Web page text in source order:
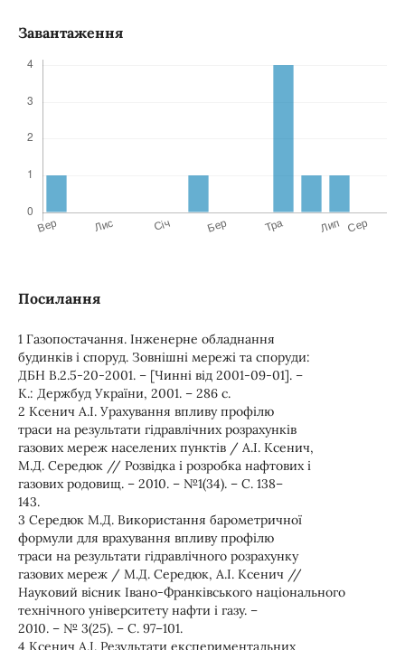
Завантаження
Посилання
1 Газопостачання. Інженерне обладнання
будинків і споруд. Зовнішні мережі та споруди:
ДБН В.2.5-20-2001. – [Чинні від 2001-09-01]. –
К.: Держбуд України, 2001. – 286 с.
2 Ксенич А.І. Урахування впливу профілю
траси на результати гідравлічних розрахунків
газових мереж населених пунктів / А.І. Ксенич,
М.Д. Середюк // Розвідка і розробка нафтових і
газових родовищ. – 2010. – №1(34). – С. 138–
143.
3 Середюк М.Д. Використання барометричної
формули для врахування впливу профілю
траси на результати гідравлічного розрахунку
газових мереж / М.Д. Середюк, А.І. Ксенич //
Науковий вісник Івано-Франківського національного
технічного університету нафти і газу. –
2010. – № 3(25). – С. 97–101.
4 Ксенич А.І. Результати експериментальних